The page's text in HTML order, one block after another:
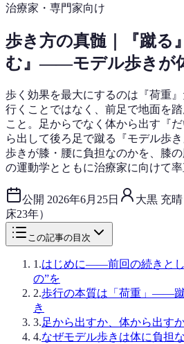
治療家・専門家向け
歩き方の真髄｜『蹴る
む』——モデル歩きが
歩く効果を最大にするのは『荷重
行くことではなく、前足で地面を
こと。足からでなく体から出す『
ら出して後ろ足で蹴る『モデル歩
歩きが膝・腰に負担なのかを、膝の
の運動学とともに治療家に向けて率
公開 2026年6月25日
大黒 充
床23年）
この記事の目次
1 .はじめに——前回の続きと
の”を
2.歩行の本質は「荷重」——
き
3.足から出すか、体から出す
4.なぜモデル歩きは体に負